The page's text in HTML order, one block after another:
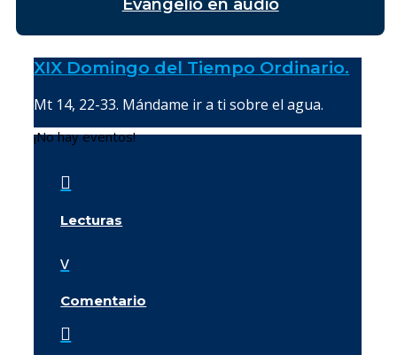
Evangelio en audio
XIX Domingo del Tiempo Ordinario.
Mt 14, 22-33. Mándame ir a ti sobre el agua.
¡No hay eventos!

Lecturas
v
Comentario
